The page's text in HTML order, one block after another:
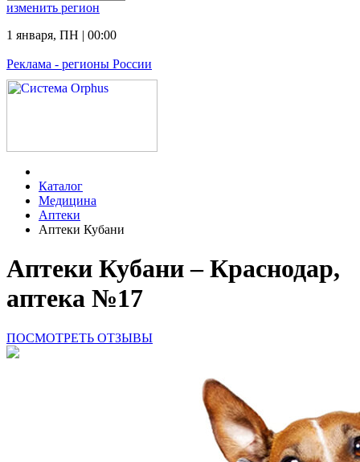
изменить регион
1 января, ПН | 00:00
Реклама - регионы России
Каталог
Медицина
Аптеки
Аптеки Кубани
Аптеки Кубани – Краснодар,
аптека №17
ПОСМОТРЕТЬ ОТЗЫВЫ